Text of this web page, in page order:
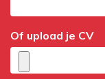
Of upload je CV